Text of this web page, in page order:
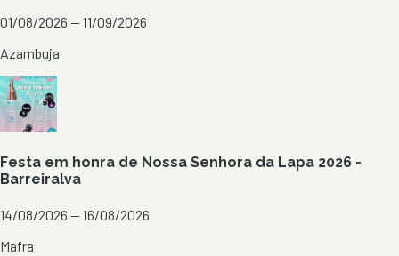
01/08/2026 — 11/09/2026
Azambuja
Festa em honra de Nossa Senhora da Lapa 2026 -
Barreiralva
14/08/2026 — 16/08/2026
Mafra